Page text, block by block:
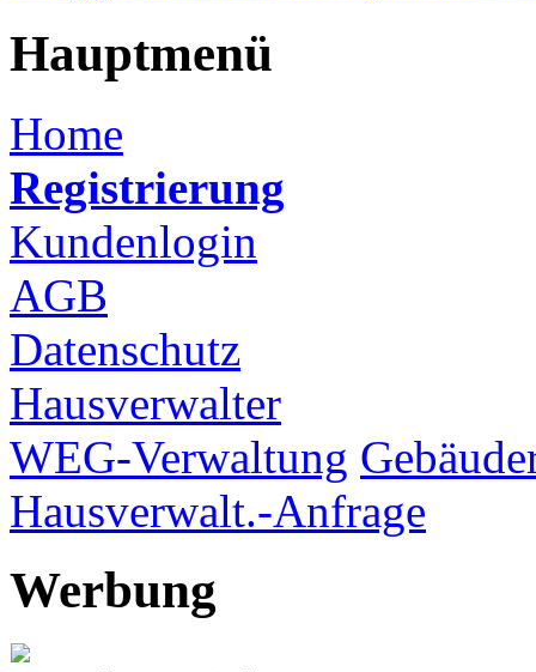
Hauptmenü
Home
Registrierung
Kundenlogin
AGB
Datenschutz
Hausverwalter
WEG-Verwaltung
Hausverwalt.-Anfrage
Werbung